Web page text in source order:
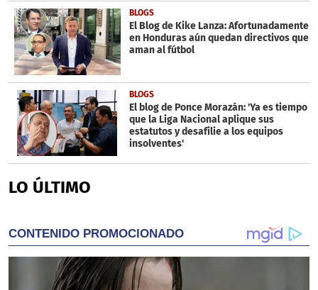
BLOGS
El Blog de Kike Lanza: Afortunadamente
en Honduras aún quedan directivos que
aman al fútbol
BLOGS
El blog de Ponce Morazán: 'Ya es tiempo
que la Liga Nacional aplique sus
estatutos y desafilie a los equipos
insolventes'
LO ÚLTIMO